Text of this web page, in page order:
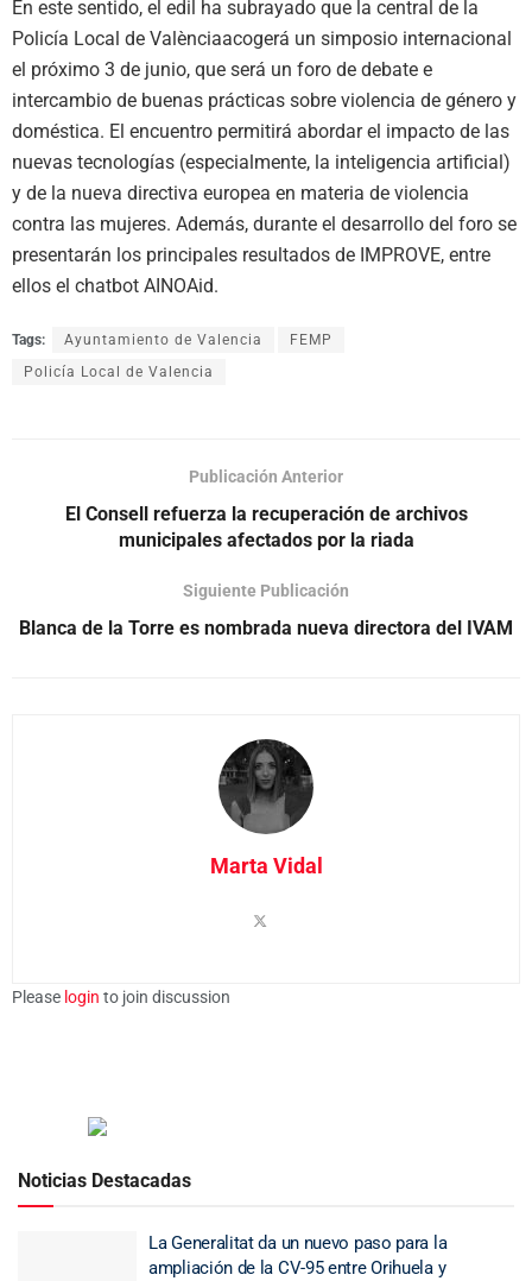
En este sentido, el edil ha subrayado que la central de la
Policía Local de Val ènciaacogerá un simposio internacional
el próximo 3 de junio, que será un foro de debate e
intercambio de buenas prácticas sobre violencia de género y
doméstica. E l encuentro permitirá abordar el impacto de las
nuevas tecnologías (especialmente, la inteligencia artificial)
y de la nueva directiva europea en materia de violencia
contra las mujeres. Además, durante el desarrollo del foro se
presentarán los principales resultados de IMPROVE, entre
el los el chatbot AINOAid.
Tags: Ayuntamiento de Valencia
FEMP
Policía Local de Valencia
Publicación Anterior
El Consell refuerza la recuperación de archivos
municipales afectados por la riada
Siguiente Publicación
Blanca de la Torre es nombrada nueva directora del IVAM
Marta Vidal
Please login to join discussion
Noticias Destacadas
La Generalitat da un nuevo paso para la
ampliación de la CV-95 entre Orihuela y